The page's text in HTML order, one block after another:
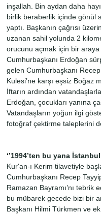
inşallah. Bin aydan daha
birlik beraberlik içinde gönül
yaptı. Başkanın çağrısı
uzanan sahil yolunda 2
orucunu açmak için bir
Cumhurbaşkanı Erdoğan
gelen Cumhurbaşkanı
Kulesi’ne karşı eşsiz Boğaz
İftarın ardından
Erdoğan, çocukları yanına
Vatandaşların yoğun ilgi
fotoğraf çektirme taleplerini
‘’1994’ten bu yana İstanbul
Kur'an-ı Kerim tilavetiyle
Cumhurbaşkanı Recep
Ramazan Bayramı’nı tebrik
bu mübarek gecede bizi bir
Başkanı Hilmi Türkmen ve